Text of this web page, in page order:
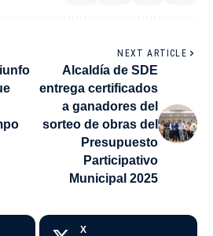
NEXT ARTICLE
Alcaldía de SDE
entrega certificados
a ganadores del
sorteo de obras del
Presupuesto
Participativo
Municipal 2025
X